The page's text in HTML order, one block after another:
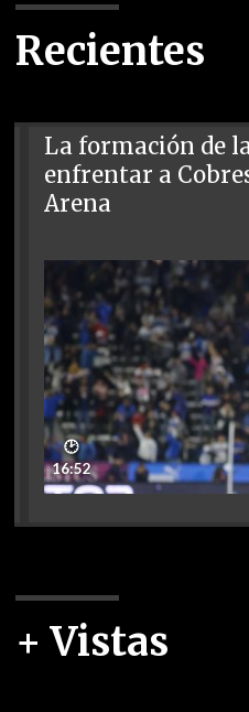
Recientes
La formación de
enfrentar a
Arena
🕑
16:52
+ Vistas